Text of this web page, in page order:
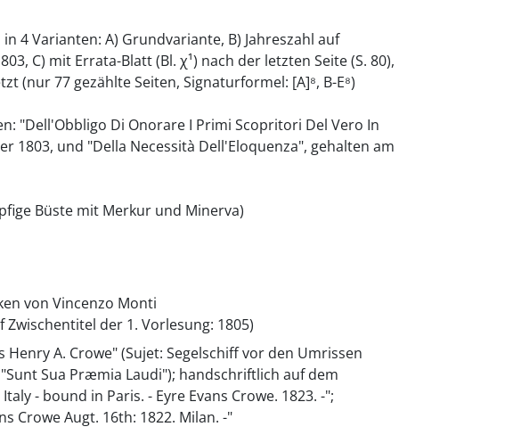
4 Varianten: A) Grundvariante, B) Jahreszahl auf
C) mit Errata-Blatt (Bl. χ¹) nach der letzten Seite (S. 80),
(nur 77 gezählte Seiten, Signaturformel: [A]⁸, B-E⁸)
"Dell'Obbligo Di Onorare I Primi Scopritori Del Vero In
1803, und "Della Necessità Dell'Eloquenza", gehalten am
Büste mit Merkur und Minerva)
von Vincenzo Monti
Zwischentitel der 1. Vorlesung: 1805)
A. Crowe" (Sujet: Segelschiff vor den Umrissen
Sua Præmia Laudi"); handschriftlich auf dem
- bound in Paris. - Eyre Evans Crowe. 1823. -";
Crowe Augt. 16th: 1822. Milan. -"